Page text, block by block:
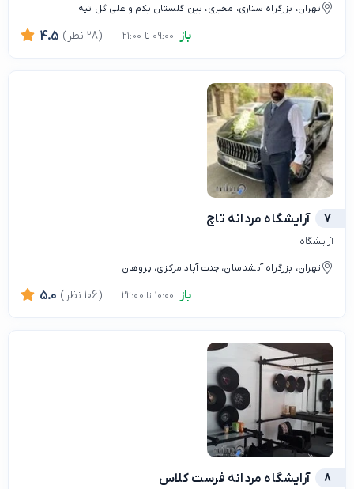
تهران، بزرگراه ستاری، مخبری، بین گلستان یکم و على گل تپه
باز 4.5 (28 نظر)
7 آرایشگاه مردانه تاچ
آرایشگاه
تهران، بزرگراه آبشناسان، جنت آباد مرکزی، پروهان
باز 5.0 (106 نظر)
8 آرایشگاه مردانه فرست کلاس